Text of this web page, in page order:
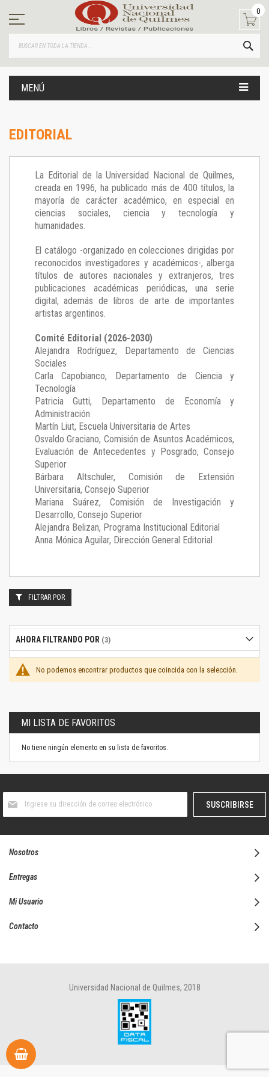
contenido
0
MENÚ
EDITORIAL
La Editorial de la Universidad Nacional de Quilmes,
creada en 1996, ha publicado más de 400 títulos, la
mayoría de carácter académico, en especial en
ciencias sociales, ciencia y tecnología y
humanidades.
El catálogo -organizado en colecciones dirigidas por
reconocidos investigadores y académicos-, alberga
títulos de autores nacionales y extranjeros, tres
publicaciones académicas periódicas, una serie
digital, además de libros de arte de importantes
artistas argentinos.
Comité Editorial (2026-2030)
Alejandra Rodríguez, Departamento de Ciencias
Sociales
Carla Capobianco, Departamento de Ciencia y
Tecnología
Patricia Gutti, Departamento de Economía y
Administración
Martín Liut, Escuela Universitaria de Artes
Osvaldo Graciano, Comisión de Asuntos Académicos,
Evaluación de Antecedentes y Posgrado, Consejo
Superior
Bárbara Altschuler, Comisión de Extensión
Universitaria, Consejo Superior
Mariana Suárez, Comisión de Investigación y
Desarrollo, Consejo Superior
Alejandra Belizan, Programa Institucional Editorial
Anna Mónica Aguilar, Dirección General Editorial
No podemos encontrar productos que coincida con la selección.
FILTRAR POR
AHORA FILTRANDO POR
MI LISTA DE FAVORITOS
No tiene ningún elemento en su lista de favoritos.
boletín
SUSCRIBIRSE
Nosotros
Entregas
Mi Usuario
Contacto
Universidad Nacional de Quilmes, 2018